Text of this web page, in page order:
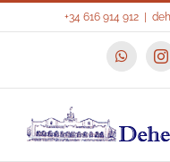
+34 616 914 912